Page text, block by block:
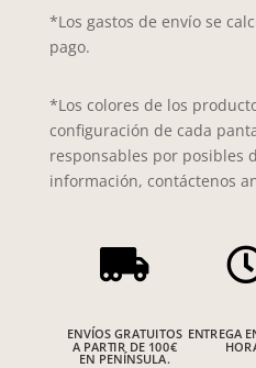
*Los gastos de envío se
pago.
*Los colores de los
configuración de cada
responsables por posibles
información, contáctenos

ENVÍOS GRATUITOS
A PARTIR DE 100€
EN PENÍNSULA.
ENTREGA